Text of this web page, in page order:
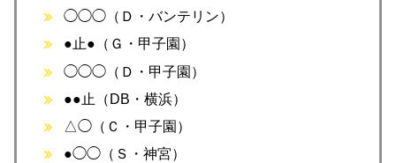
◯◯◯（Ｄ・バンテリン）
●止●（Ｇ・甲子園）
◯◯◯（Ｄ・甲子園）
●●止（DB・横浜）
△◯（Ｃ・甲子園）
●◯◯（Ｓ・神宮）